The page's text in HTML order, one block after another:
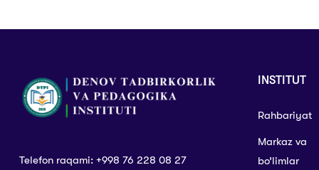
Telefon raqami: +998 76 228 08 27
INSTITUT
Rahbariyat
Markaz va
bo’limlar